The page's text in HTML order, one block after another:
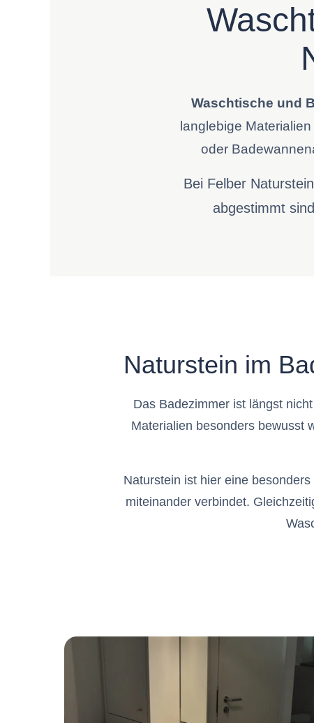
Waschtische und
langlebige
oder
Bei Felber
abgestimmt
Naturstein im
Das Badezimmer ist längst
Materialien besonders bewusst
Naturstein ist hier eine
miteinander verbindet.